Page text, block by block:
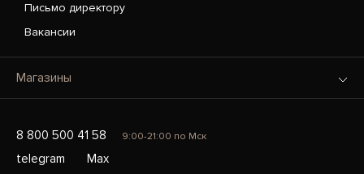
Письмо директору
Вакансии
Магазины
8 800 500 41 58 9:00-21:00 по Мск
telegram
Max